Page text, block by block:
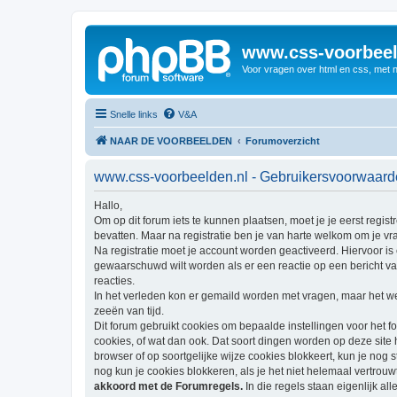
www.css-
Voor vragen over html en css, met
Snelle links V&A
NAAR DE VOORBEELDEN Forumoverzicht
www.css-voorbeelden.nl -
Hallo,
Om op dit forum iets te kunnen plaatsen, moet je je eerst
bevatten. Maar na registratie ben je van harte welkom om je
Na registratie moet je account worden geactiveerd. Hiervoor
gewaarschuwd wilt worden als er een reactie op een bericht
reacties.
In het verleden kon er gemaild worden met vragen, maar het
zeeën van tijd.
Dit forum gebruikt cookies om bepaalde instellingen voor het
cookies, of wat dan ook. Dat soort dingen worden op deze
browser of op soortgelijke wijze cookies blokkeert, kun je nog
nog kun je cookies blokkeren, als je het niet helemaal
akkoord met de Forumregels. In die regels staan eigenlijk